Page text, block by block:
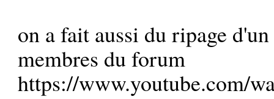
on a fait aussi du ripage
membres du forum
https://www.youtube.com/